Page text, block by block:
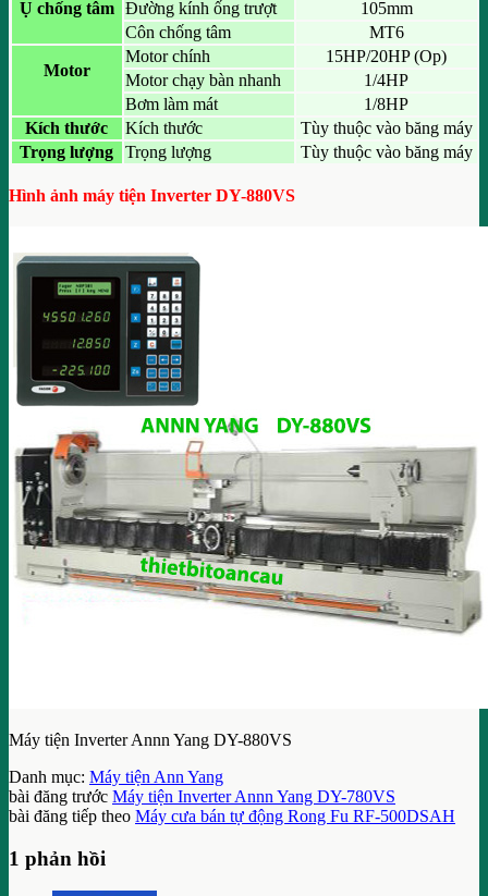
Ụ chống tâm
Đường kính ống trượt
105mm
Côn chống tâm
MT6
Motor
Motor chính
15HP/20HP (Op)
Motor chạy bàn nhanh
1/4HP
Bơm làm mát
1/8HP
Kích thước
Kích thước
Tùy thuộc vào băng máy
Trọng lượng
Trọng lượng Tùy thuộc vào băng máy
Hình ảnh máy tiện Inverter DY-880VS
Máy tiện Inverter Annn Yang DY-880VS
Danh mục: Máy tiện Ann Yang
bài đăng trước Máy tiện Inverter Annn Yang DY-780VS
bài đăng tiếp theo Máy cưa bán tự động Rong Fu RF-500DSAH
1 phản hồi